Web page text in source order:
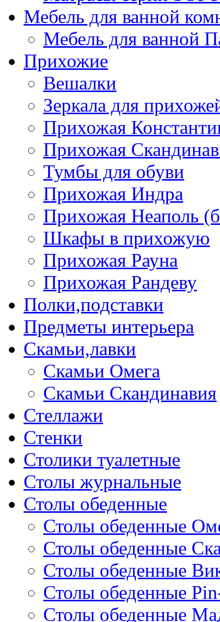
Мебель для ванной
Мебель для ванной
Прихожие
Вешалки
Зеркала для
Прихожая
Прихожая
Тумбы для обуви
Прихожая Индра
Прихожая Неаполь
Шкафы в прихожую
Прихожая Рауна
Прихожая Рандеву
Полки,подставки
Предметы интерьера
Скамьи,лавки
Скамьи Омега
Скамьи Скандинавия
Стеллажи
Стенки
Столики туалетные
Столы журнальные
Столы обеденные
Столы обеденные
Столы обеденные
Столы обеденные
Столы обеденные
Столы обеденные